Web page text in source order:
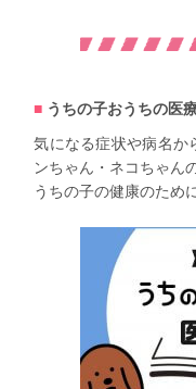
うちの子おうちの医
気になる症状や病名か
ンちゃん・ネコちゃん
うちの子の健康のため